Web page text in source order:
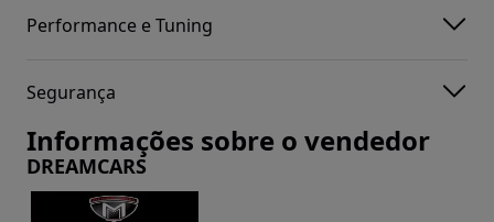
Performance e Tuning
Segurança
Informações sobre o vendedor
DREAMCARS